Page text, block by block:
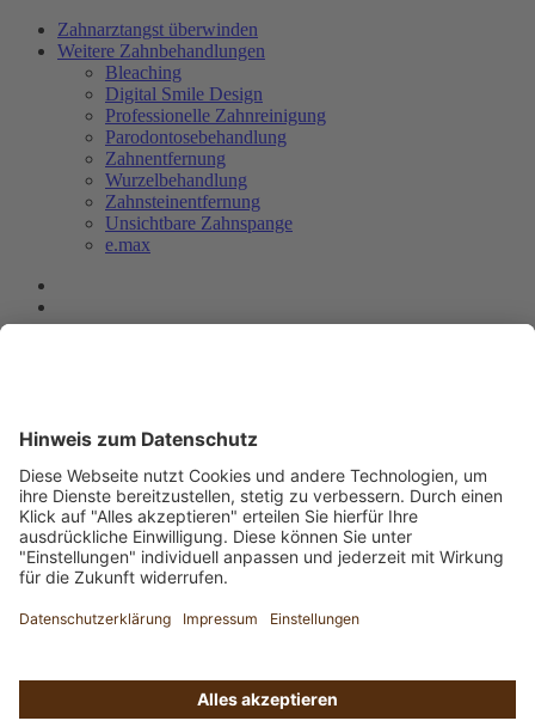
Zahnarztangst überwinden
Weitere Zahnbehandlungen
Bleaching
Digital Smile Design
Professionelle Zahnreinigung
Parodontosebehandlung
Zahnentfernung
Wurzelbehandlung
Zahnsteinentfernung
Unsichtbare Zahnspange
e.max
Datenschutz
Presse & TV
RTL: Zahnbehandlung Ungarn
Kundenmagazin
Preisbeispiele Ungarn
Einstellungen
Blog
DE